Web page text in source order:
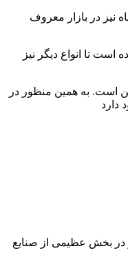
نیز در بازار معروف
تا انواع دیگر نیز
است. به همین منظور در
دارد
و در بخش عظیمی از صنایع